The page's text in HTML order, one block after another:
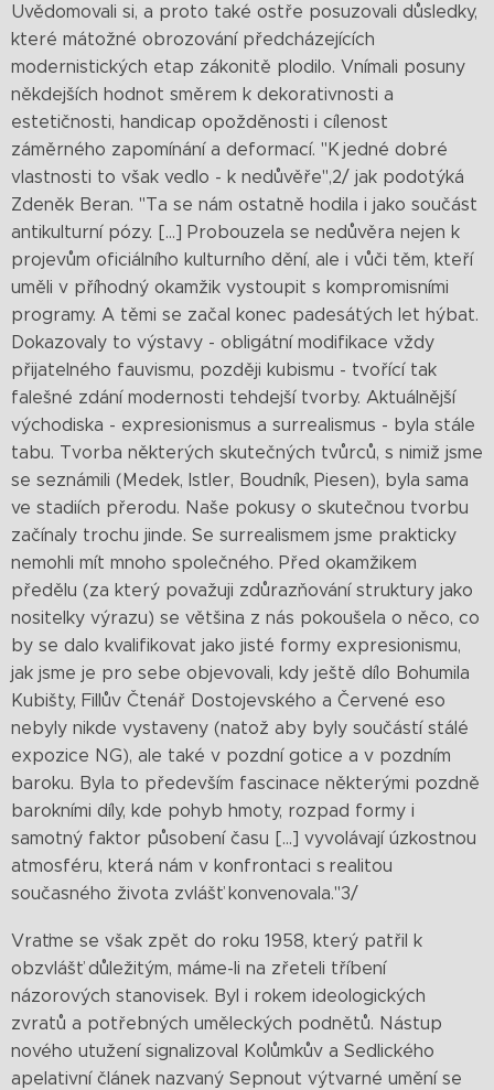
Uvědomovali si, a proto také ostře posuzovali důsledky,
které mátožné obrozování předcházejících
modernistických etap zákonitě plodilo. Vnímali posuny
někdejších hodnot směrem k dekorativnosti a
estetičnosti, handicap opožděnosti i cílenost
záměrného zapomínání a deformací. "K jedné dobré
vlastnosti to však vedlo - k nedůvěře",2/ jak podotýká
Zdeněk Beran. "Ta se nám ostatně hodila i jako součást
antikulturní pózy. [...] Probouzela se nedůvěra nejen k
projevům oficiálního kulturního dění, ale i vůči těm, kteří
uměli v příhodný okamžik vystoupit s kompromisními
programy. A těmi se začal konec padesátých let hýbat.
Dokazovaly to výstavy - obligátní modifikace vždy
přijatelného fauvismu, později kubismu - tvořící tak
falešné zdání modernosti tehdejší tvorby. Aktuálnější
východiska - expresionismus a surrealismus - byla stále
tabu. Tvorba některých skutečných tvůrců, s nimiž jsme
se seznámili (Medek, Istler, Boudník, Piesen), byla sama
ve stadiích přerodu. Naše pokusy o skutečnou tvorbu
začínaly trochu jinde. Se surrealismem jsme prakticky
nemohli mít mnoho společného. Před okamžikem
předělu (za který považuji zdůrazňování struktury jako
nositelky výrazu) se většina z nás pokoušela o něco, co
by se dalo kvalifikovat jako jisté formy expresionismu,
jak jsme je pro sebe objevovali, kdy ještě dílo Bohumila
Kubišty, Fillův Čtenář Dostojevského a Červené eso
nebyly nikde vystaveny (natož aby byly součástí stálé
expozice NG), ale také v pozdní gotice a v pozdním
baroku. Byla to především fascinace některými pozdně
barokními díly, kde pohyb hmoty, rozpad formy i
samotný faktor působení času [...] vyvolávají úzkostnou
atmosféru, která nám v konfrontaci s realitou
současného života zvlášť konvenovala."3/
Vraťme se však zpět do roku 1958, který patřil k
obzvlášť důležitým, máme-li na zřeteli tříbení
názorových stanovisek. Byl i rokem ideologických
zvratů a potřebných uměleckých podnětů. Nástup
nového utužení signalizoval Kolůmkův a Sedlického
apelativní článek nazvaný Sepnout výtvarné umění se